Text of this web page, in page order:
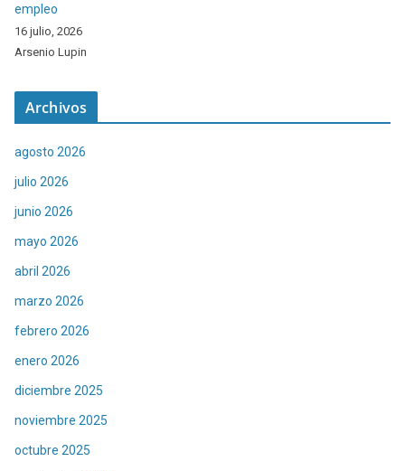
empleo
16 julio, 2026
Arsenio Lupin
Archivos
agosto 2026
julio 2026
junio 2026
mayo 2026
abril 2026
marzo 2026
febrero 2026
enero 2026
diciembre 2025
noviembre 2025
octubre 2025